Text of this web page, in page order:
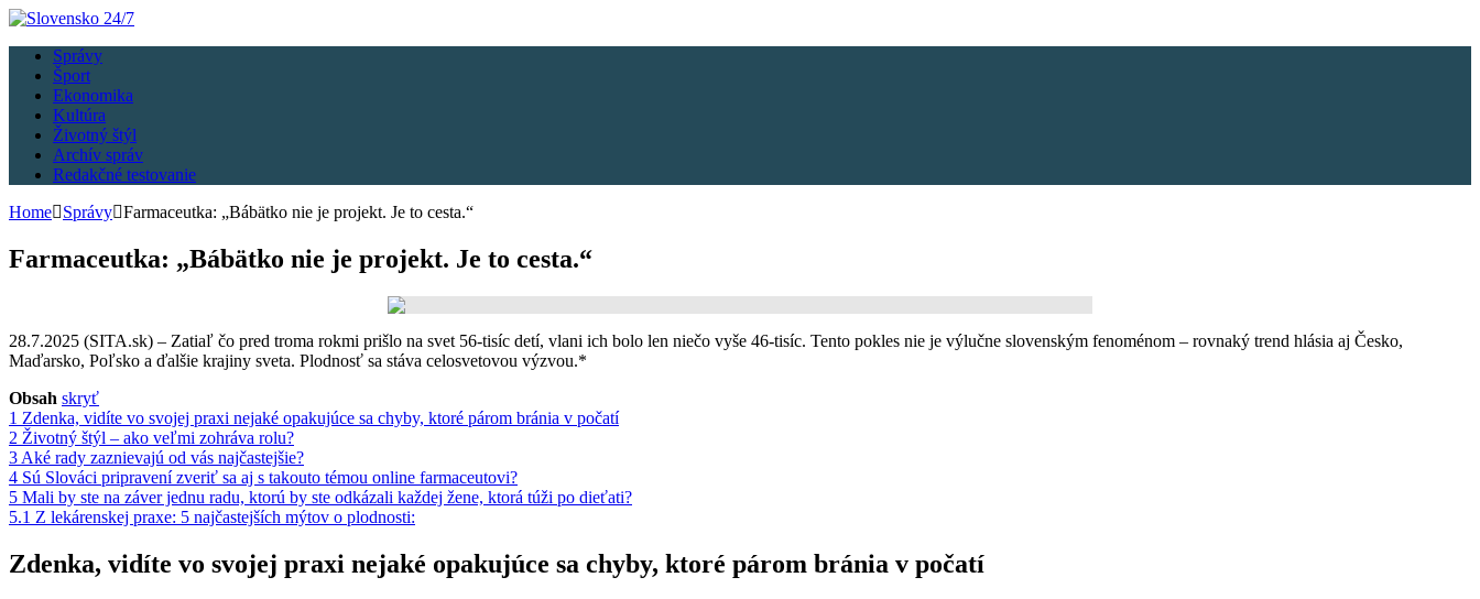
Správy
Šport
Ekonomika
Kultúra
Životný štýl
Archív správ
Redakčné testovanie
Home
Správy Farmaceutka: „Bábätko nie je projekt. Je to cesta.“
Farmaceutka: „Bábätko nie je projekt. Je to cesta.“
28.7.2025 (SITA.sk) – Zatiaľ čo pred troma rokmi prišlo na svet 56-tisíc detí, vlani ich bolo len niečo vyše 46-tisíc. Tento pokles nie je výlučne slovenským fenoménom – rovnaký trend hlásia aj Česko,
Maďarsko, Poľsko a ďalšie krajiny sveta. Plodnosť sa stáva celosvetovou výzvou.*
Obsah skryť
1 Zdenka, vidíte vo svojej praxi nejaké opakujúce sa chyby, ktoré párom bránia v počatí
2 Životný štýl – ako veľmi zohráva rolu?
3 Aké rady zaznievajú od vás najčastejšie?
4 Sú Slováci pripravení zveriť sa aj s takouto témou online farmaceutovi?
5 Mali by ste na záver jednu radu, ktorú by ste odkázali každej žene, ktorá túži po dieťati?
5.1 Z lekárenskej praxe: 5 najčastejších mýtov o plodnosti:
Zdenka, vidíte vo svojej praxi nejaké opakujúce sa chyby, ktoré párom bránia v počatí